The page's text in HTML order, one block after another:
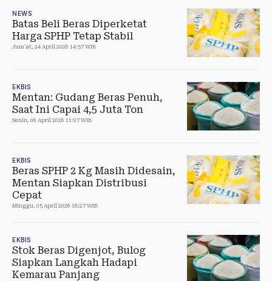
NEWS
Batas Beli Beras Diperketat
Harga SPHP Tetap Stabil
Jum'at, 24 April 2026 14:57 WIB
EKBIS
Mentan: Gudang Beras Penuh,
Saat Ini Capai 4,5 Juta Ton
Senin, 06 April 2026 11:07 WIB
EKBIS
Beras SPHP 2 Kg Masih Didesain,
Mentan Siapkan Distribusi
Cepat
Minggu, 05 April 2026 18:27 WIB
EKBIS
Stok Beras Digenjot, Bulog
Siapkan Langkah Hadapi
Kemarau Panjang